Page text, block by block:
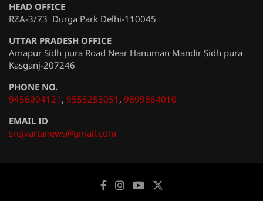
HEAD OFFICE
RZA-3/73 Durga Park Delhi-110045
UTTAR PRADESH OFFICE
Amapur Sidh pura Road Near Hanuman Mandir Sidh pura
Kasganj-207246
PHONE NO.
9456004121 , 9555253051 , 9899864010
EMAIL ID
srojvartanews@gmail.com